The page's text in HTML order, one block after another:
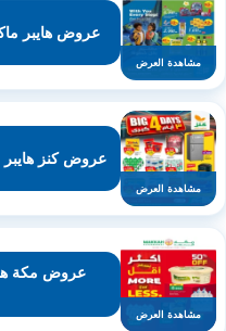
مشاهدة العرض
عروض هايبر ماكس
مشاهدة العرض
عروض كنز هايبر
مشاهدة العرض